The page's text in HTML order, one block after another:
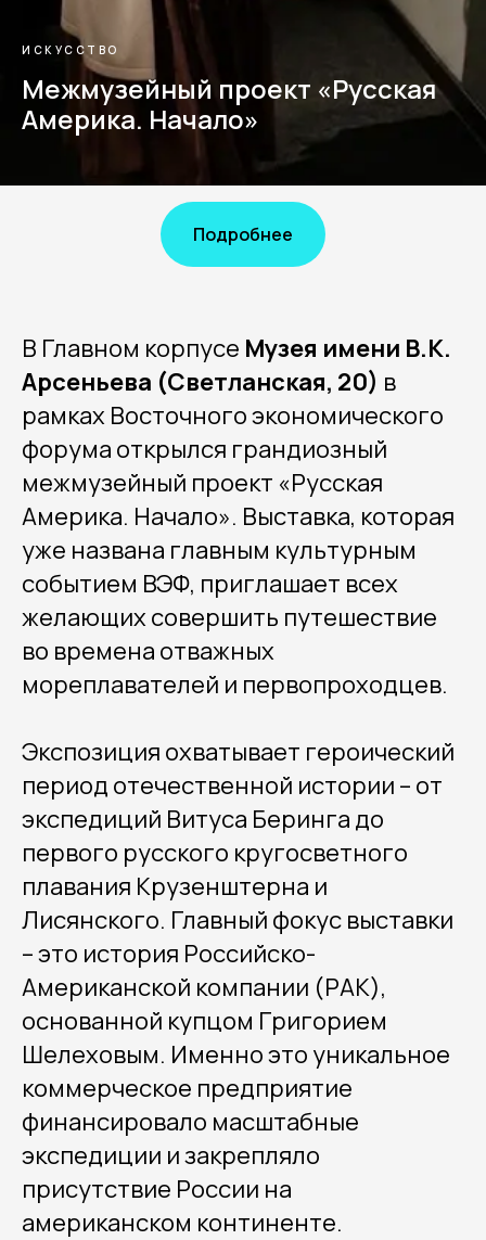
ИСКУССТВО
Межмузейный проект «Русская
Америка. Начало»
Подробнее
В Главном корпусе Музея имени В.К.
Арсеньева (Светланская, 20) в
рамках Восточного экономического
форума открылся грандиозный
межмузейный проект «Русская
Америка. Начало». Выставка, которая
уже названа главным культурным
событием ВЭФ, приглашает всех
желающих совершить путешествие
во времена отважных
мореплавателей и первопроходцев.
Экспозиция охватывает героический
период отечественной истории – от
экспедиций Витуса Беринга до
первого русского кругосветного
плавания Крузенштерна и
Лисянского. Главный фокус выставки
– это история Российско-
Американской компании (РАК),
основанной купцом Григорием
Шелеховым. Именно это уникальное
коммерческое предприятие
финансировало масштабные
экспедиции и закрепляло
присутствие России на
американском континенте.